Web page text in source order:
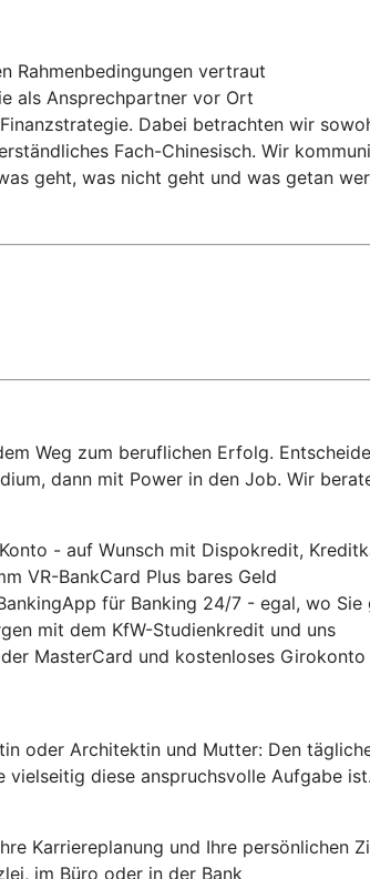
Rahmenbedingungen vertraut
als Ansprechpartner vor Ort
Dabei betrachten wir
Fach-Chinesisch. Wir
geht, was nicht geht und was getan
Weg zum beruflichen Erfolg.
dann mit Power in den Job. Wir
- auf Wunsch mit Dispokredit,
VR-BankCard Plus bares Geld
für Banking 24/7 - egal, wo Sie
mit dem KfW-Studienkredit und uns
MasterCard und kostenloses
oder Architektin und Mutter: Den
diese anspruchsvolle Aufgabe
Karriereplanung und Ihre persönlichen
im Büro oder in der Bank